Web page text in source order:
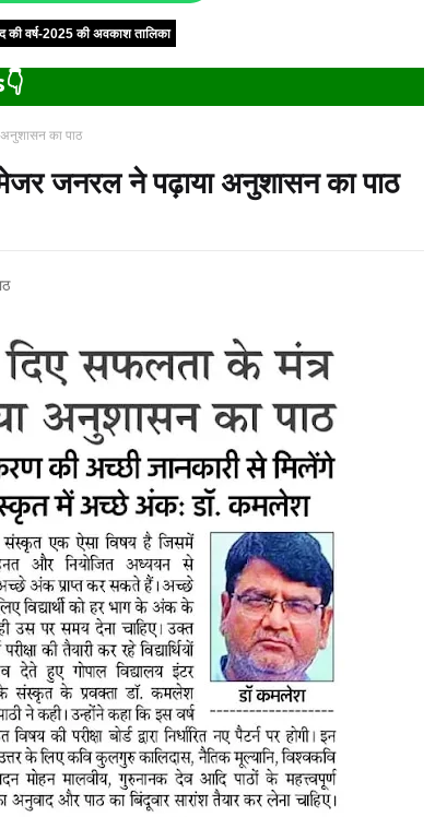
की वर्ष-2025 की अवकाश तालिका
अनुशासन का पाठ
जनरल ने पढ़ाया अनुशासन का पाठ